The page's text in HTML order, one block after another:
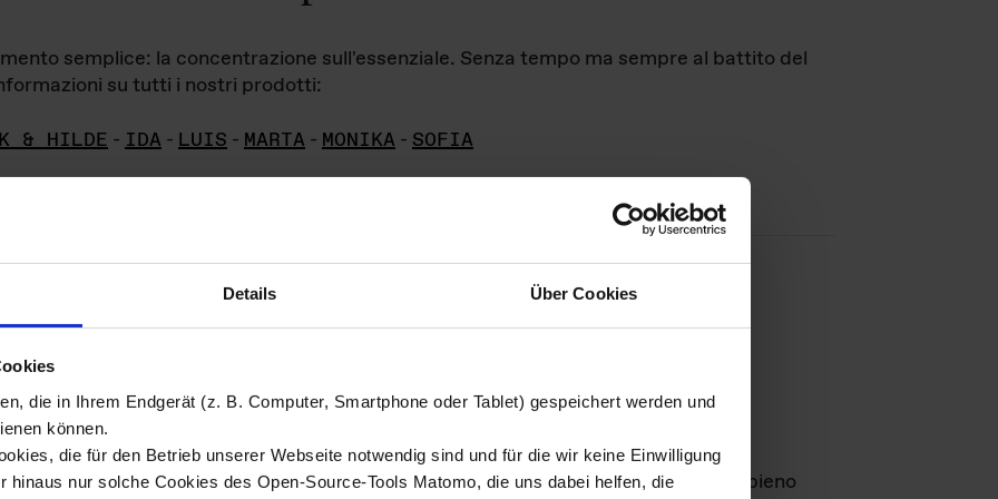
Details Über Cookies
die in Ihrem Endgerät (z. B. Computer, Smartphone oder Tablet) gespeichert werden und
können.
die für den Betrieb unserer Webseite notwendig sind und für die wir keine Einwilligung
hinaus nur solche Cookies des Open-Source-Tools Matomo, die uns dabei helfen, die
semplice: la concentrazione sull'essenziale. Senza tempo ma sempre al battito del
su tutti i nostri prodotti:
& HILDE - IDA - LUIS - MARTA - MONIKA - SOFIA
di immagini
materiale fotografico sono detenuti daDas ganze LebenGmbH e rimangono in pieno